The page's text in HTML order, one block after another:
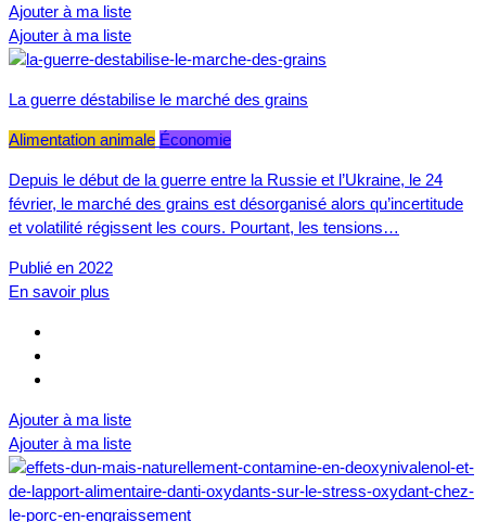
Ajouter à ma liste
Ajouter à ma liste
La guerre déstabilise le marché des grains
Alimentation animale Économie
Depuis le début de la guerre entre la Russie et l’Ukraine, le 24
février, le marché des grains est désorganisé alors qu’incertitude
et volatilité régissent les cours. Pourtant, les tensions…
Publié en 2022
En savoir plus
Ajouter à ma liste
Ajouter à ma liste